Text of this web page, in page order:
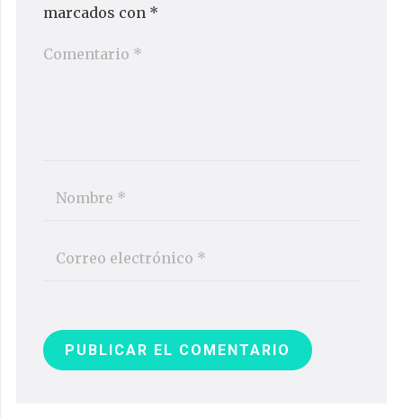
marcados con *
PUBLICAR EL COMENTARIO